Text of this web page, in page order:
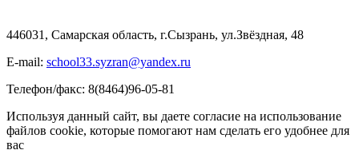
446031, Самарская область, г.Сызрань, ул.Звёздная, 48
E-mail: school33.syzran@yandex.ru
Телефон/факс: 8(8464)96-05-81
Используя данный сайт, вы даете согласие на использование
файлов cookie, которые помогают нам сделать его удобнее для
вас